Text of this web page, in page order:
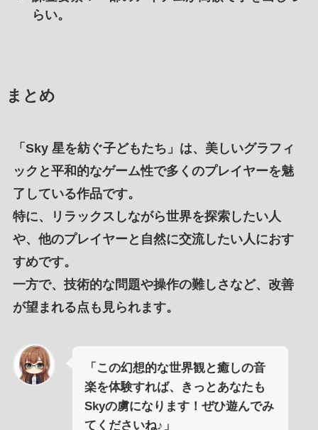
らい。
まとめ
「 Sky 星を紡ぐ子どもたち 」は、 美しいグラフィ
ック と平和的なゲーム性で多くのプレイヤーを魅
了している作品です。
特に、
リラックスしながら世界を探索したい人
や、 他のプレイヤーと自然に交流したい人 におす
すめです。
一方で、 技術的な問題や操作の難しさなど、 改善
が望まれる点 も見られます。
「この幻想的な世界観と癒しの音
楽を体験すれば、きっとあなたも
Skyの虜になります！ぜひ遊んでみ
てくださいね♪」